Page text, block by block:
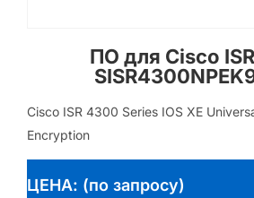
ПО для Cisco
Cisco ISR 4300 Series IOS XE
Encryption
ЦЕНА: (по запросу)